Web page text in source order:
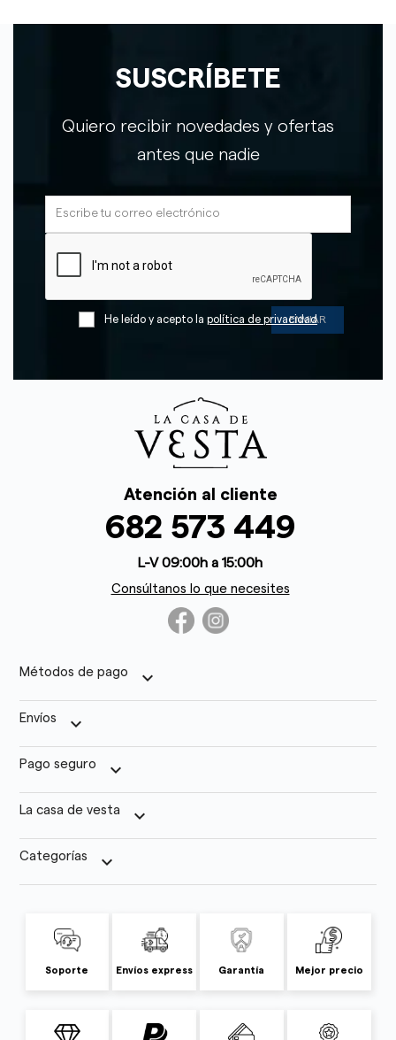
SUSCRÍBETE
Quiero recibir novedades y ofertas
antes que nadie
He leído y acepto la política de privacidad
Atención al cliente
682 573 449
L-V 09:00h a 15:00h
Consúltanos lo que necesites
Métodos de pago keyboard_arrow_down
Envíos keyboard_arrow_down
Pago seguro keyboard_arrow_down
La casa de vesta keyboard_arrow_down
Categorías keyboard_arrow_down
Soporte Envíos express Garantía Mejor precio